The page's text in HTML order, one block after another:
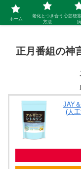
シニ
正月番組の神
JAY
(人
ホーム
老化とつき合う
方法
心筋梗
病